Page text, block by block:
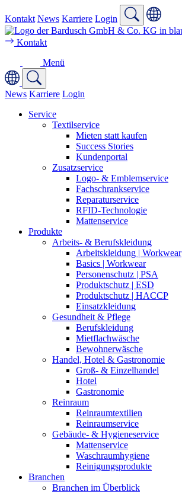
Kontakt News Karriere Login
Kontakt
Menü
News Karriere Login
Service
Textilservice
Mieten statt kaufen
Success Stories
Kundenportal
Zusatzservice
Logo- & Emblemservice
Fachschrankservice
Reparaturservice
RFID-Technologie
Mattenservice
Produkte
Arbeits- & Berufskleidung
Arbeitskleidung | Workwear
Basics | Workwear
Personenschutz | PSA
Produktschutz | ESD
Produktschutz | HACCP
Einsatzkleidung
Gesundheit & Pflege
Berufskleidung
Mietflachwäsche
Bewohnerwäsche
Handel, Hotel & Gastronomie
Groß- & Einzelhandel
Hotel
Gastronomie
Reinraum
Reinraumtextilien
Reinraumservice
Gebäude- & Hygieneservice
Mattenservice
Waschraumhygiene
Reinigungsprodukte
Branchen
Branchen im Überblick